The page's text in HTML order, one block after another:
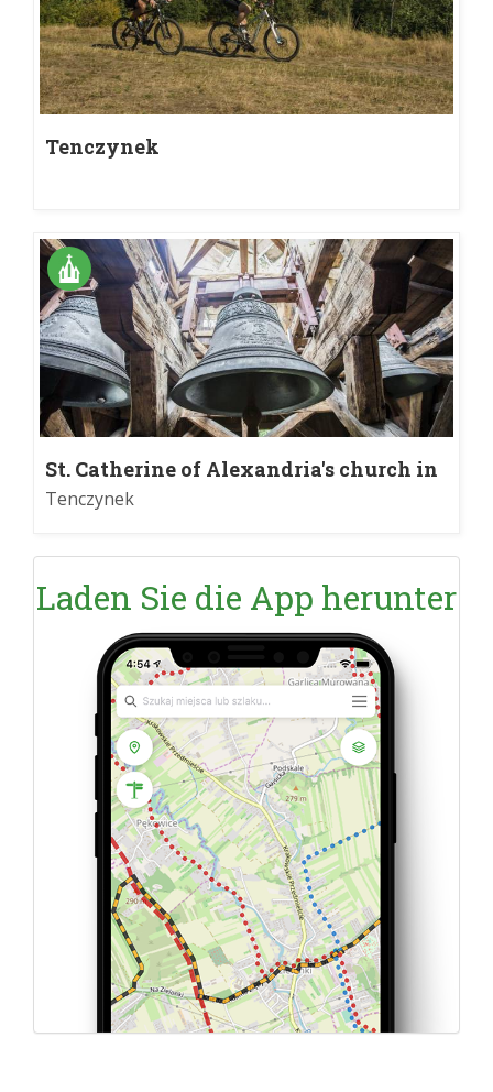
Tenczynek
St. Catherine of Alexandria's church in
Tenczynek
Tenczynek
Laden Sie die App herunter